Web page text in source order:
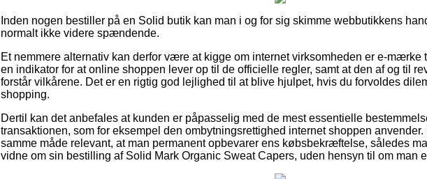
Inden nogen bestiller på en Solid butik kan man i og for sig skimme webbutikkens
normalt ikke videre spændende.
Et nemmere alternativ kan derfor være at kigge om internet virksomheden er e-mærke
en indikator for at online shoppen lever op til de officielle regler, samt at den af og til
forstår vilkårene. Det er en rigtig god lejlighed til at blive hjulpet, hvis du forvoldes
shopping.
Dertil kan det anbefales at kunden er påpasselig med de mest essentielle
transaktionen, som for eksempel den ombytningsrettighed internet shoppen anvender.
samme måde relevant, at man permanent opbevarer ens købsbekræftelse, således
vidne om sin bestilling af Solid Mark Organic Sweat Capers, uden hensyn til om man